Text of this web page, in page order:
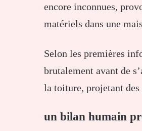
encore inconnues,
matériels dans une
Selon les premières
brutalement avant de
la toiture, projetant des
un bilan humain